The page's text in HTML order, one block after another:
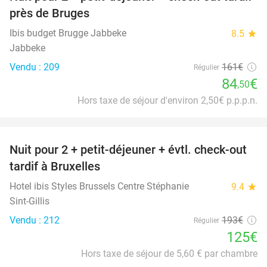
près de Bruges
Ibis budget Brugge Jabbeke 8.5 star
Jabbeke
Vendu : 209
Régulier 161€
84,50€
Hors taxe de séjour d'environ 2,50€ p.p.p.n.
35%
Nuit pour 2 + petit-déjeuner + évtl. check-out
tardif à Bruxelles
Hotel ibis Styles Brussels Centre Stéphanie 9.4 star
Sint-Gillis
Vendu : 212
Régulier 193€
125€
Hors taxe de séjour de 5,60 € par chambre